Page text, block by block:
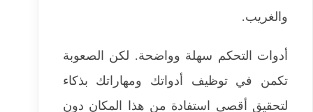
والغريب.
أدوات التحكم سهلة وواضحة. لكن الصعوبة
تكمن في توظيف أدواتك ومهاراتك بذكاء
لتحقيق أقصى استفادة من هذا المكان دون